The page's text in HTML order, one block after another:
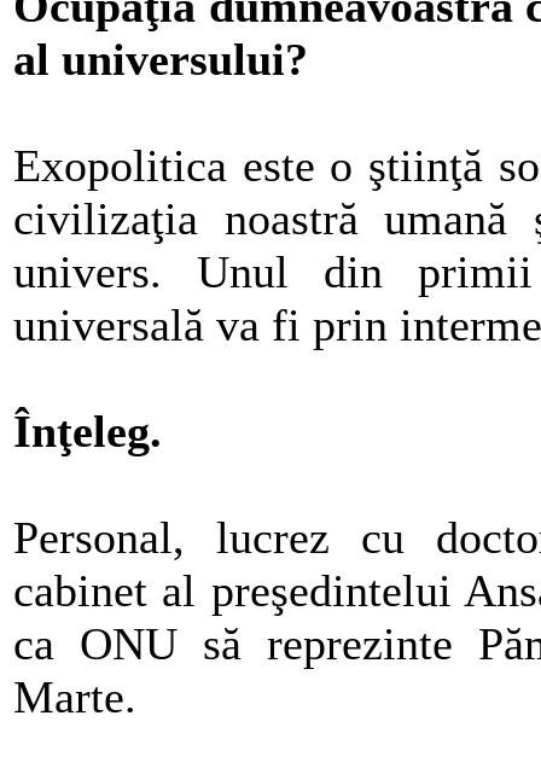
al universului?
Exopolitica este o ştiinţă
civilizaţia noastră
univers. Unul din
universală va fi prin
Înţeleg.
Personal, lucrez cu
cabinet al preşedintelui
ca ONU să reprezinte
Marte.